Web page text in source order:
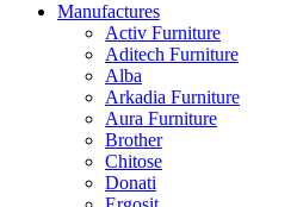
Manufactures
Activ Furniture
Aditech Furniture
Alba
Arkadia Furniture
Aura Furniture
Brother
Chitose
Donati